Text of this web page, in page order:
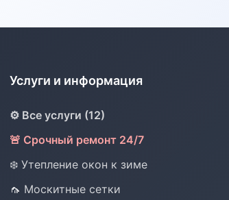
Услуги и информация
⚙️ Все услуги (12)
🚨 Срочный ремонт 24/7
❄️ Утепление окон к зиме
🦟 Москитные сетки